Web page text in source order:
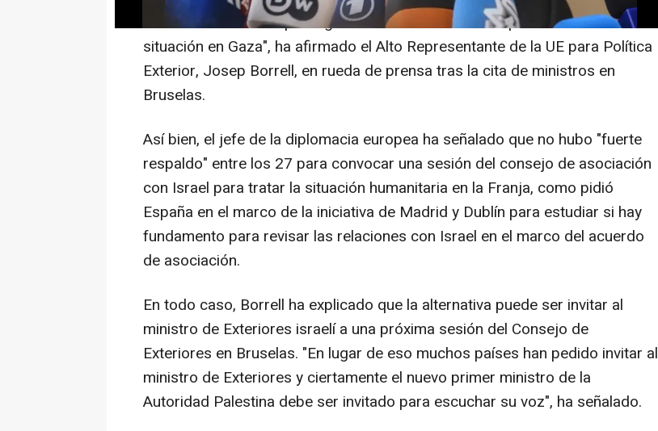
nosotros. Tenemos que seguir en contacto con Israel para debatir la
situación en Gaza", ha afirmado el Alto Representante de la UE para Política
Exterior, Josep Borrell, en rueda de prensa tras la cita de ministros en
Bruselas.
Así bien, el jefe de la diplomacia europea ha señalado que no hubo "fuerte
respaldo" entre los 27 para convocar una sesión del consejo de asociación
con Israel para tratar la situación humanitaria en la Franja, como pidió
España en el marco de la iniciativa de Madrid y Dublín para estudiar si hay
fundamento para revisar las relaciones con Israel en el marco del acuerdo
de asociación.
En todo caso, Borrell ha explicado que la alternativa puede ser invitar al
ministro de Exteriores israelí a una próxima sesión del Consejo de
Exteriores en Bruselas. "En lugar de eso muchos países han pedido invitar al
ministro de Exteriores y ciertamente el nuevo primer ministro de la
Autoridad Palestina debe ser invitado para escuchar su voz", ha señalado.